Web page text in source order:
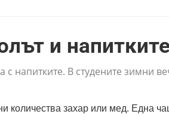
и напитките
напитките. В студените зимни
количества захар или мед. Една